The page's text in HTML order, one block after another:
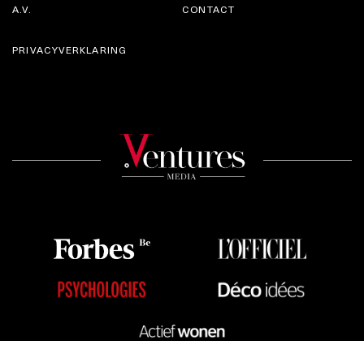
A.V. CONTACT
PRIVACYVERKLARING